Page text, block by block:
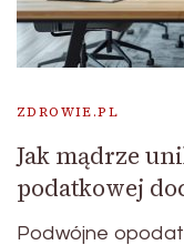
ZDROWIE.PL
Jak mądrze
podatkowej
Podwójne